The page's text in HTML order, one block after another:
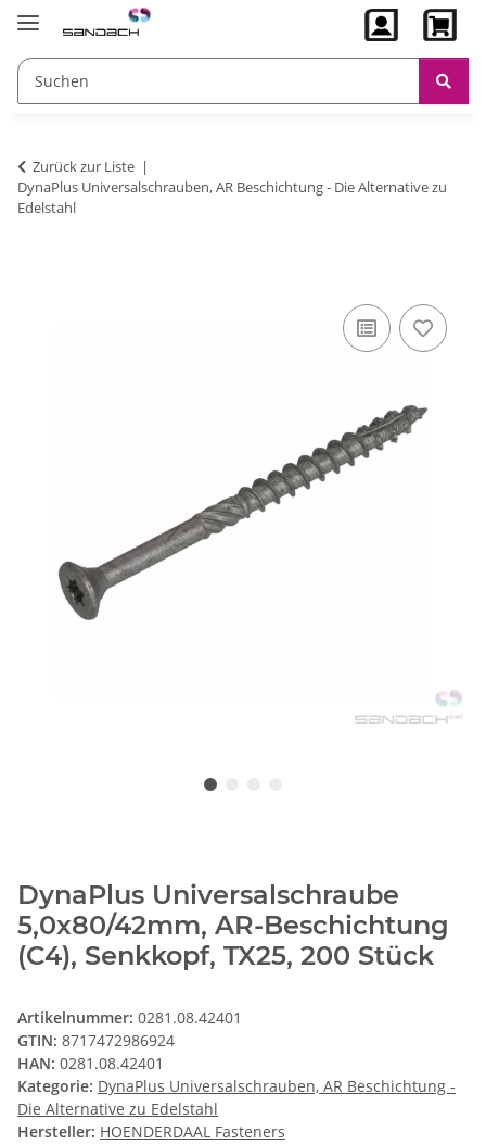
Zurück zur Liste
DynaPlus Universalschrauben, AR Beschichtung - Die Alternative zu
Edelstahl
DynaPlus Universalschraube
5,0x80/42mm, AR-Beschichtung
(C4), Senkkopf, TX25, 200 Stück
Artikelnummer: 0281.08.42401
GTIN: 8717472986924
HAN: 0281.08.42401
Kategorie: DynaPlus Universalschrauben, AR Beschichtung -
Die Alternative zu Edelstahl
Hersteller: HOENDERDAAL Fasteners